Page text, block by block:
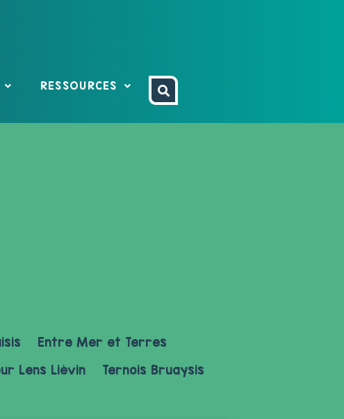
RESSOURCES
Entre Mer et Terres
Lens Liévin Ternois Bruaysis